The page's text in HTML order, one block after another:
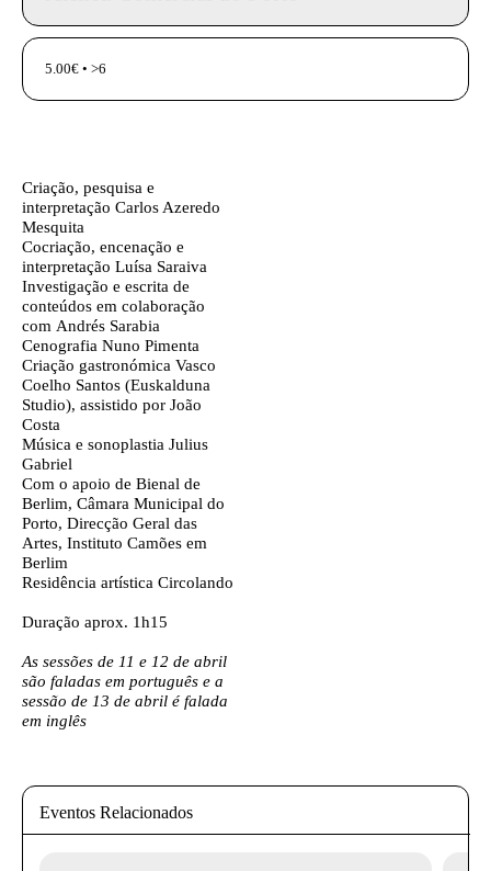
InformaÃ§Ã£o adicional
5.00€ • >6
Criação, pesquisa e
interpretação Carlos Azeredo
Mesquita
Cocriação, encenação e
interpretação Luísa Saraiva
Investigação e escrita de
conteúdos em colaboração
com Andrés Sarabia
Cenografia Nuno Pimenta
Criação gastronómica Vasco
Coelho Santos (Euskalduna
Studio), assistido por João
Costa
Música e sonoplastia Julius
Gabriel
Com o apoio de Bienal de
Berlim, Câmara Municipal do
Porto, Direcção Geral das
Artes, Instituto Camões em
Berlim
Residência artística Circolando
Duração aprox. 1h15
As sessões de 11 e 12 de abril
são faladas em português e a
sessão de 13 de abril é falada
em inglês
Eventos Relacionados